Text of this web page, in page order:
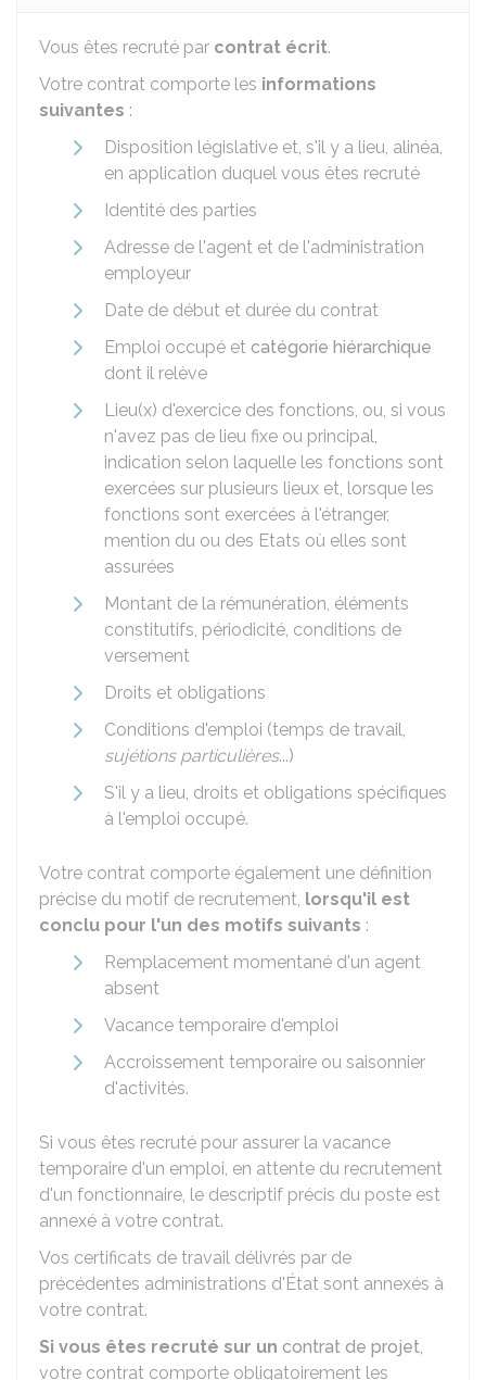
Vous êtes recruté par contrat écrit.
Votre contrat comporte les informations
suivantes :
Disposition législative et, s'il y a lieu, alinéa,
en application duquel vous êtes recruté
Identité des parties
Adresse de l'agent et de l'administration
employeur
Date de début et durée du contrat
Emploi occupé et catégorie hiérarchique
dont il relève
Lieu(x) d'exercice des fonctions, ou, si vous
n'avez pas de lieu fixe ou principal,
indication selon laquelle les fonctions sont
exercées sur plusieurs lieux et, lorsque les
fonctions sont exercées à l'étranger,
mention du ou des Etats où elles sont
assurées
Montant de la rémunération, éléments
constitutifs, périodicité, conditions de
versement
Droits et obligations
Conditions d'emploi (temps de travail,
sujétions particulières...)
S'il y a lieu, droits et obligations spécifiques
à l'emploi occupé.
Votre contrat comporte également une définition
précise du motif de recrutement, lorsqu'il est
conclu pour l'un des motifs suivants :
Remplacement momentané d'un agent
absent
Vacance temporaire d'emploi
Accroissement temporaire ou saisonnier
d'activités.
Si vous êtes recruté pour assurer la vacance
temporaire d'un emploi, en attente du recrutement
d'un fonctionnaire, le descriptif précis du poste est
annexé à votre contrat.
Vos certificats de travail délivrés par de
précédentes administrations d'État sont annexés à
votre contrat.
Si vous êtes recruté sur un contrat de projet,
votre contrat comporte obligatoirement les